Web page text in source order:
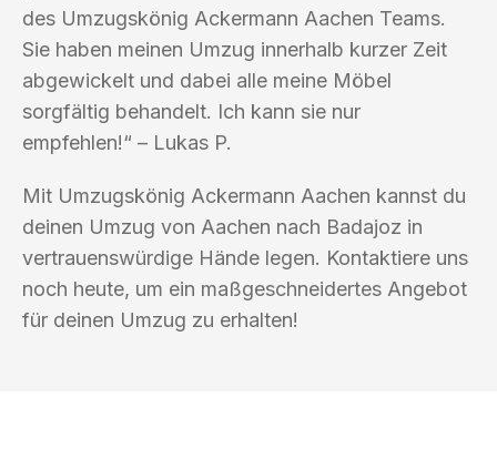
des Umzugskönig Ackermann Aachen Teams.
Sie haben meinen Umzug innerhalb kurzer Zeit
abgewickelt und dabei alle meine Möbel
sorgfältig behandelt. Ich kann sie nur
empfehlen!“ – Lukas P.
Mit Umzugskönig Ackermann Aachen kannst du
deinen Umzug von Aachen nach Badajoz in
vertrauenswürdige Hände legen. Kontaktiere uns
noch heute, um ein maßgeschneidertes Angebot
für deinen Umzug zu erhalten!